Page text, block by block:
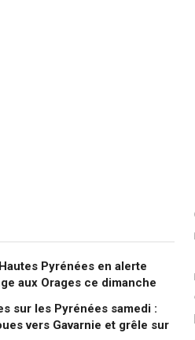
Pyrénées en alerte
aux Orages ce dimanche
sur les Pyrénées samedi :
vers Gavarnie et grêle sur